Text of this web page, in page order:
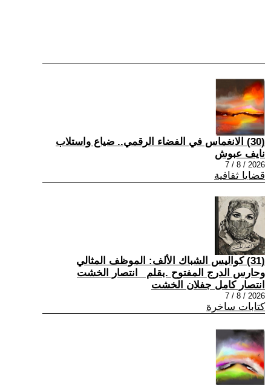
(30) الانغماس في الفضاء الرقمي.. ضياع واستلاب
نايف عبوش
2026 / 8 / 7
قضايا ثقافية
(31) كواليس الشباك الألف: الموظف المثالي
وحارس الدرج المفتوح .بقلم _انتصار الخشت
انتصار كامل جفلان الخشت
2026 / 8 / 7
كتابات ساخرة